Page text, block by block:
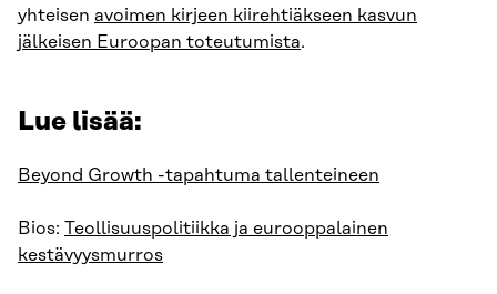
yhteisen avoimen kirjeen kiirehtiäkseen kasvun
jälkeisen Euroopan toteutumista.
Lue lisää:
Beyond Growth -tapahtuma tallenteineen
Bios: Teollisuuspolitiikka ja eurooppalainen
kestävyysmurros